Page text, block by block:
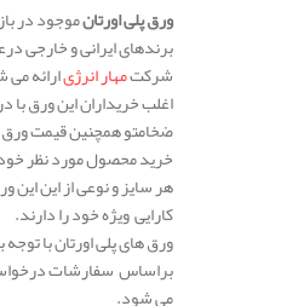
ورق پلی اورتانموجود در
برندهای ایرانی و خارجی
شرکتمهار انرژیارائه
اغلب خریداران این ورق با
ضخامتو همچنین قیمت ورق
خرید محصول مورد نظر
هر سایز و نوعی از این این
کارایی ویژه خود را دارند.
ورق های پلی اورتان با توجه
براساس سفارشات
می شود.